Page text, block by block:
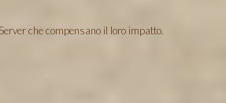
che compensano il loro impatto.